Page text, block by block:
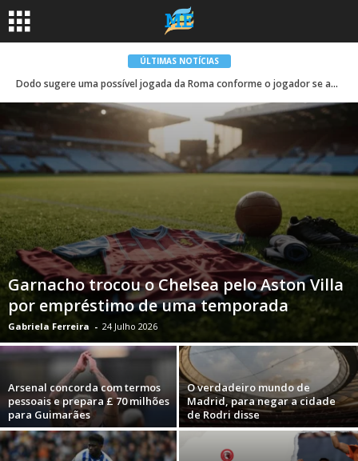
ÚLTIMAS NOTÍCIAS
Dodo sugere uma possível jogada da Roma conforme o jogador se aproxima da saída Viola
Garnacho trocou o Chelsea pelo Aston Villa
por empréstimo de uma temporada
Gabriela Ferreira - 24 Julho 2026
Arsenal concorda com termos
pessoais e prepara £ 70 milhões
para Guimarães
O verdadeiro mundo de
Madrid, para negar a cidade
de Rodri disse